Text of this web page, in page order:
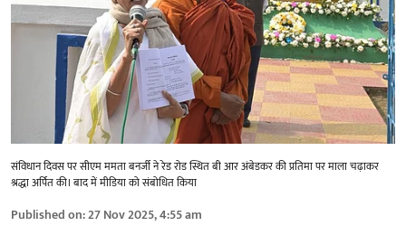
संविधान दिवस पर सीएम ममता बनर्जी ने रेड रोड स्थित बी आर अंबेडकर की प्रतिमा पर माला चढ़ाकर
श्रद्धा अर्पित की। बाद में मीडिया को संबोधित किया
Published on:27 Nov 2025, 4:55 am